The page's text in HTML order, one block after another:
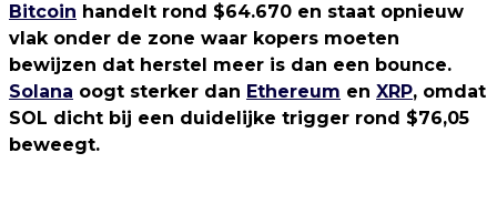
Bitcoin handelt rond $64.670 en staat opnieuw
vlak onder de zone waar kopers moeten
bewijzen dat herstel meer is dan een bounce.
Solana oogt sterker dan Ethereum en XRP, omdat
SOL dicht bij een duidelijke trigger rond $76,05
beweegt.